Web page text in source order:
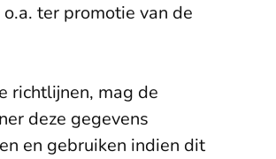
ter promotie van de
richtlijnen, mag de
deze gegevens
en gebruiken indien dit